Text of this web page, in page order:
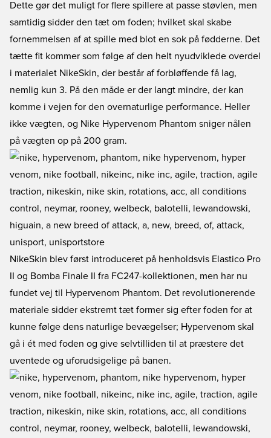
Dette gør det muligt for flere spillere at passe støvlen, men
samtidig sidder den tæt om foden; hvilket skal skabe
fornemmelsen af at spille med blot en sok på fødderne. Det
tætte fit kommer som følge af den helt nyudviklede overdel
i materialet NikeSkin, der består af forbløffende få lag,
nemlig kun 3. På den måde er der langt mindre, der kan
komme i vejen for den overnaturlige performance. Heller
ikke vægten, og Nike Hypervenom Phantom sniger nålen
på vægten op på 200 gram.
NikeSkin blev først introduceret på henholdsvis Elastico Pro
II og Bomba Finale II fra FC247-kollektionen, men har nu
fundet vej til Hypervenom Phantom. Det revolutionerende
materiale sidder ekstremt tæt former sig efter foden for at
kunne følge dens naturlige bevægelser; Hypervenom skal
gå i ét med foden og give selvtilliden til at præstere det
uventede og uforudsigelige på banen.